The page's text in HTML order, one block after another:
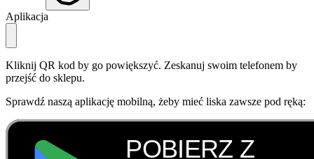
Aplikacja
Kliknij QR kod by go powiększyć. Zeskanuj swoim telefonem by
przejść do sklepu.
Sprawdź naszą aplikację mobilną, żeby mieć liska zawsze pod ręką: